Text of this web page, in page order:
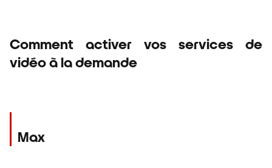
Comment activer vos services de
vidéo à la demande
Max